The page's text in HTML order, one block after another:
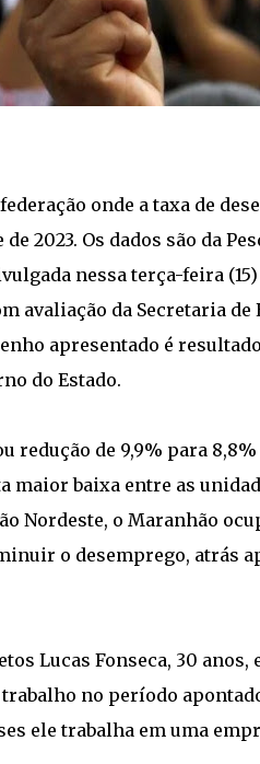
onde a taxa de
2023. Os dados são da
nessa terça-feira
avaliação da Secretaria de
apresentado é
do Estado.
redução de 9,9% para
maior baixa entre as
Nordeste, o Maranhão
o desemprego, atrás
Lucas Fonseca, 30
no período
ele trabalha em uma